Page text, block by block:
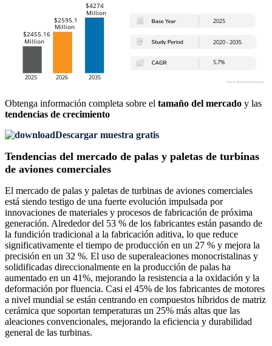
Obtenga información completa sobre el tamaño del mercado y las
tendencias de crecimiento
Descargar muestra gratis
Tendencias del mercado de palas y paletas de turbinas
de aviones comerciales
El mercado de palas y paletas de turbinas de aviones comerciales
está siendo testigo de una fuerte evolución impulsada por
innovaciones de materiales y procesos de fabricación de próxima
generación. Alrededor del 53 % de los fabricantes están pasando de
la fundición tradicional a la fabricación aditiva, lo que reduce
significativamente el tiempo de producción en un 27 % y mejora la
precisión en un 32 %. El uso de superaleaciones monocristalinas y
solidificadas direccionalmente en la producción de palas ha
aumentado en un 41%, mejorando la resistencia a la oxidación y la
deformación por fluencia. Casi el 45% de los fabricantes de motores
a nivel mundial se están centrando en compuestos híbridos de matriz
cerámica que soportan temperaturas un 25% más altas que las
aleaciones convencionales, mejorando la eficiencia y durabilidad
general de las turbinas.